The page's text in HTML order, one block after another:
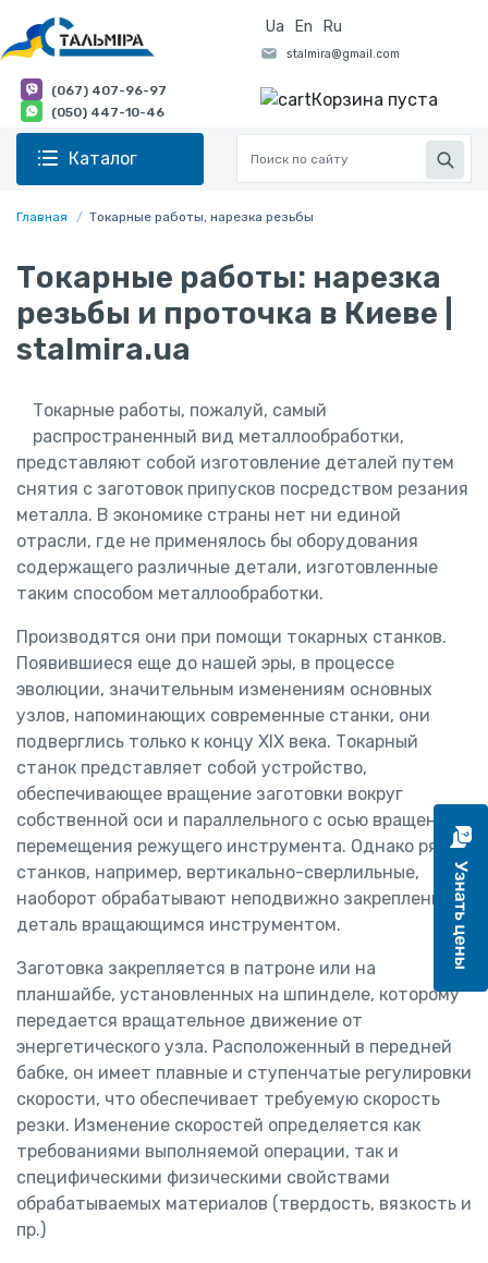
Ua En Ru
(067) 407-96-97
(050) 447-10-46
Корзина пуста
Каталог
Главная Токарные работы, нарезка резьбы
Токарные работы: нарезка
резьбы и проточка в Киеве |
stalmira.ua
Токарные работы, пожалуй, самый
распространенный вид металлообработки,
представляют собой изготовление деталей путем
снятия с заготовок припусков посредством резания
металла. В экономике страны нет ни единой
отрасли, где не применялось бы оборудования
содержащего различные детали, изготовленные
таким способом металлообработки.
Производятся они при помощи токарных станков.
Появившиеся еще до нашей эры, в процессе
эволюции, значительным изменениям основных
узлов, напоминающих современные станки, они
подверглись только к концу XIX века. Токарный
станок представляет собой устройство,
обеспечивающее вращение заготовки вокруг
собственной оси и параллельного с осью вращения
перемещения режущего инструмента. Однако ряд
станков, например, вертикально-сверлильные,
наоборот обрабатывают неподвижно закрепленную
деталь вращающимся инструментом.
Заготовка закрепляется в патроне или на
планшайбе, установленных на шпинделе, которому
передается вращательное движение от
энергетического узла. Расположенный в передней
бабке, он имеет плавные и ступенчатые регулировки
скорости, что обеспечивает требуемую скорость
резки. Изменение скоростей определяется как
требованиями выполняемой операции, так и
специфическими физическими свойствами
обрабатываемых материалов (твердость, вязкость и
пр.)